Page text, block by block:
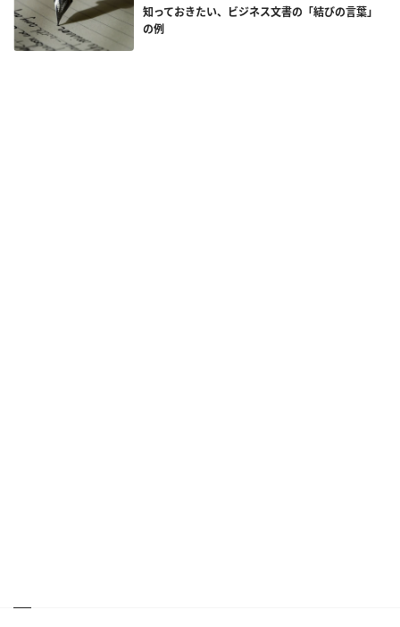
知っておきたい、ビジネス文書の「結びの言葉」
の例